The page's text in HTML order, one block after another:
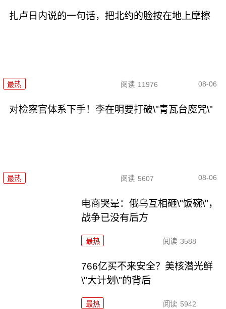
扎卢日内说的一句话，把北约的脸按在地上摩擦
最热 阅读 11976 08-06
对检察官体系下手！李在明要打破\"青瓦台魔咒\"
最热 阅读 5607 08-06
电商哭晕：俄乌互相砸\"饭碗\"，
战争已没有后方
最热 阅读 3588
766亿买不来安全？美核潜光鲜
\"大计划\"的背后
最热 阅读 5942